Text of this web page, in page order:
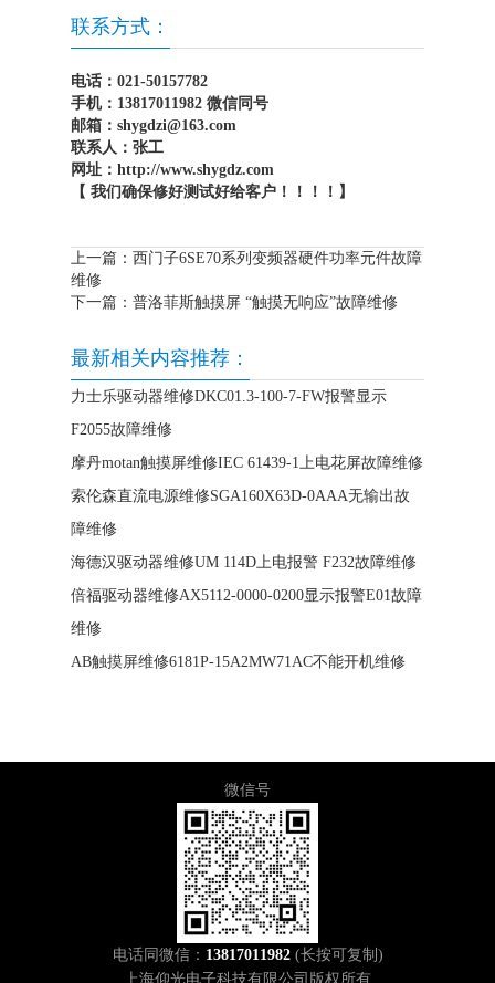
联系方式：
电话：021-50157782
手机：13817011982 微信同号
邮箱：shygdzi@163.com
联系人：张工
网址：http://www.shygdz.com
【 我们确保修好测试好给客户！！！！】
上一篇： 西门子6SE70系列变频器硬件功率元件故障
维修
下一篇： 普洛菲斯触摸屏 “触摸无响应”故障维修
最新相关内容推荐：
力士乐驱动器维修DKC01.3-100-7-FW报警显示
F2055故障维修
摩丹motan触摸屏维修IEC 61439-1上电花屏故障维修
索伦森直流电源维修SGA160X63D-0AAA无输出故
障维修
海德汉驱动器维修UM 114D上电报警 F232故障维修
倍福驱动器维修AX5112-0000-0200显示报警E01故障
维修
AB触摸屏维修6181P-15A2MW71AC不能开机维修
微信号
电话同微信： 13817011982(长按可复制)
上海仰光电子科技有限公司版权所有